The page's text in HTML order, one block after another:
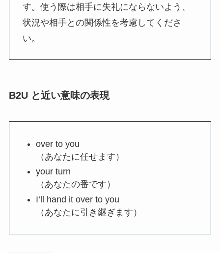
す。使う際は相手に失礼にならないよう、
状況や相手との関係性を考慮してくださ
い。
B2U と近い意味の表現
over to you
（あなたに任せます）
your turn
（あなたの番です）
I’ll hand it over to you
（あなたに引き継ぎます）